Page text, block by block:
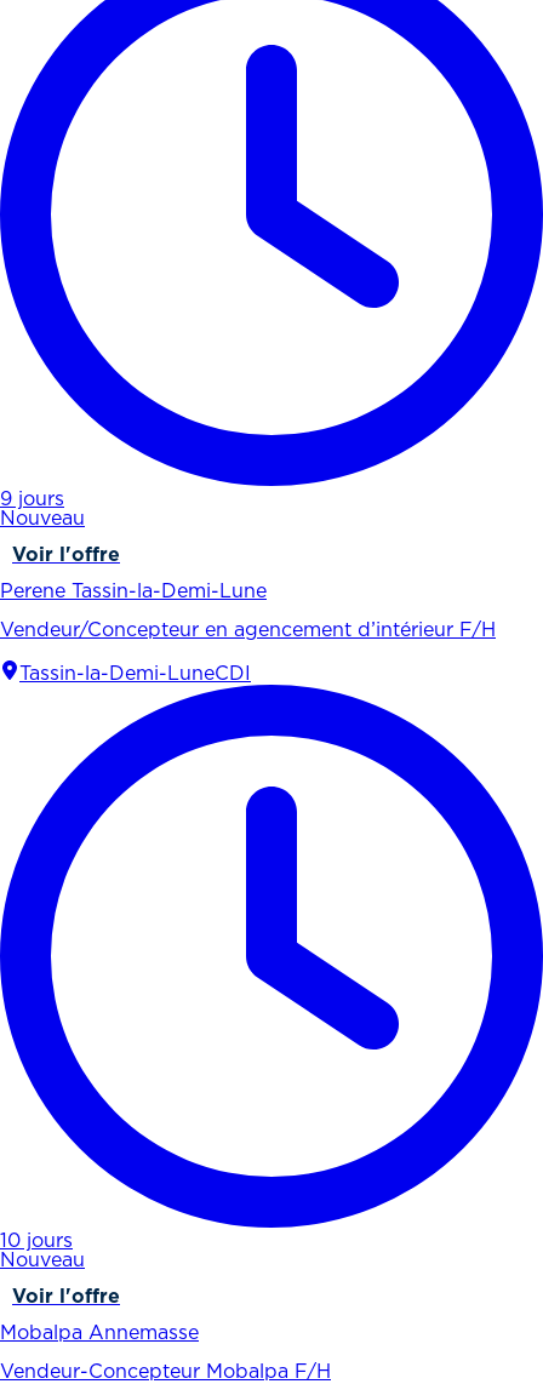
9 jours
Nouveau
Voir l'offre
Perene Tassin-la-Demi-Lune
Vendeur/Concepteur en agencement d’intérieur F/H
Tassin-la-Demi-LuneCDI
10 jours
Nouveau
Voir l'offre
Mobalpa Annemasse
Vendeur-Concepteur Mobalpa F/H